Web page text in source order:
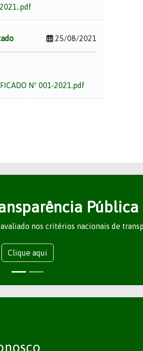
25/08/2021
Nº 001-2021.pdf
Pública
nos critérios nacionais de
Clique aqui